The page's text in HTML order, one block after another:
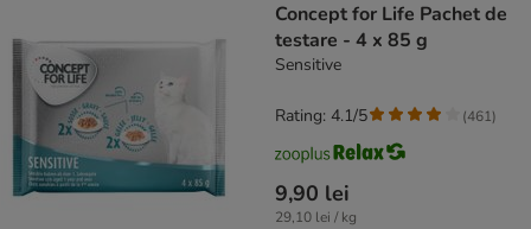
Concept for Life Pachet de
testare - 4 x 85 g
Sensitive
9,90 lei
29,10 lei / kg
Rating: 4.1/5 (461)